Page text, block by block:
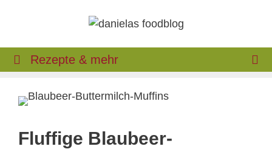
Rezepte & mehr
Fluffige Blaubeer-